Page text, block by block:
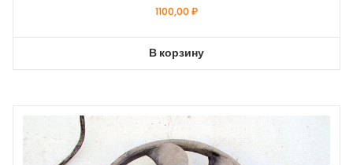
1100,00₽
В корзину